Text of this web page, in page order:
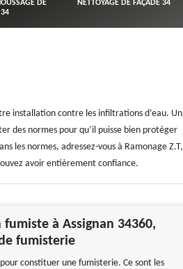
DE
34
NETTOYAGE DE FAÇADE 34
installation contre les infiltrations d’eau. Un
des normes pour qu’il puisse bien protéger
les normes, adressez-vous à Ramonage Z.T,
avoir entièrement confiance.
fumiste à Assignan 34360,
fumisterie
constituer une fumisterie. Ce sont les